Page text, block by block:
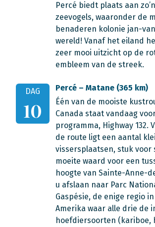
Percé biedt plaats aan
zeevogels, waaronder de
benaderen kolonie jan-
wereld! Vanaf het eiland
zeer mooi uitzicht op de
embleem van de streek.
DAG
10
Percé – Matane (365 km)
Één van de mooiste
Canada staat vandaag
programma, Highway 132.
de route ligt een aantal
vissersplaatsen, stuk voor
moeite waard voor een
hoogte van Sainte-Anne-
u afslaan naar Parc
Gaspésie, de enige regio
Amerika waar alle drie de
hoefdiersoorten (kariboe,